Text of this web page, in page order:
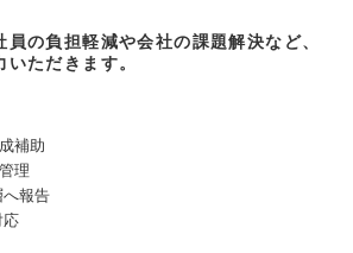
の負担軽減や会社の課題解決など、
ただきます。
補助
理
へ報告
応